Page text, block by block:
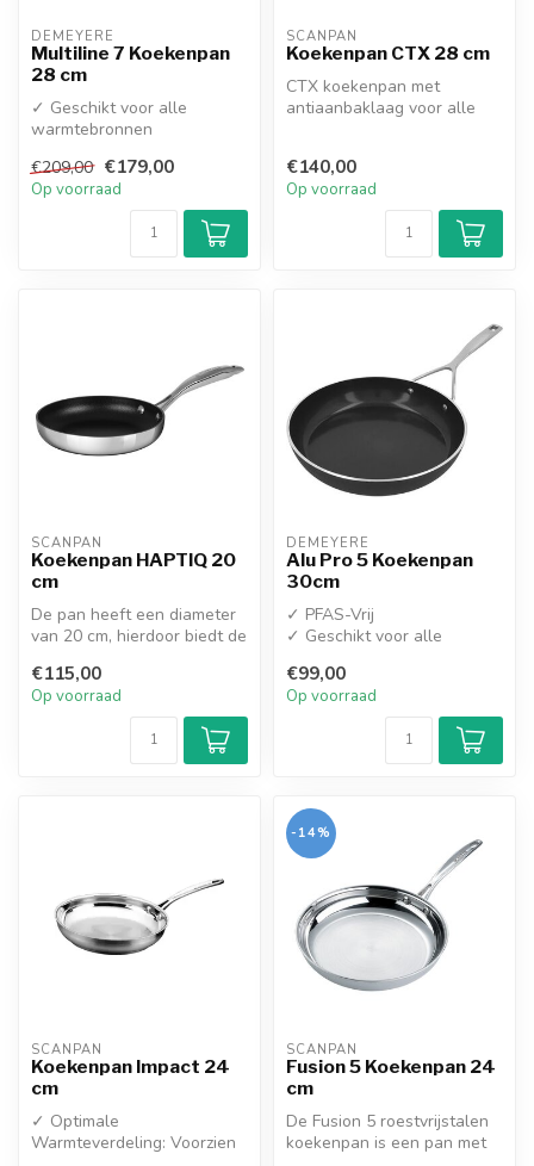
DEMEYERE
Multiline 7 Koekenpan
28 cm
✓ Geschikt voor alle
warmtebronnen
warmteverdeling tot de
rand do...
€209,00 €179,00
Op voorraad
SCANPAN
Koekenpan CTX 28 cm
CTX koekenpan met
antiaanbaklaag voor alle
€140,00
Op voorraad
SCANPAN
Koekenpan HAPTIQ 20
cm
De pan heeft een diameter
van 20 cm, hierdoor biedt de
€115,00
Op voorraad
DEMEYERE
Alu Pro 5 Koekenpan
30cm
✓ PFAS-Vrij
✓ Geschikt voor alle
€99,00
Op voorraad
SCANPAN
Koekenpan Impact 24
cm
✓ Optimale
Warmteverdeling: Voorzien
-14%
SCANPAN
Fusion 5 Koekenpan 24
cm
De Fusion 5 roestvrijstalen
koekenpan is een pan met